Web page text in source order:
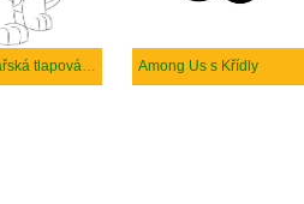
roztomilý stopařská tlapová hlídka Among Us s Křídly